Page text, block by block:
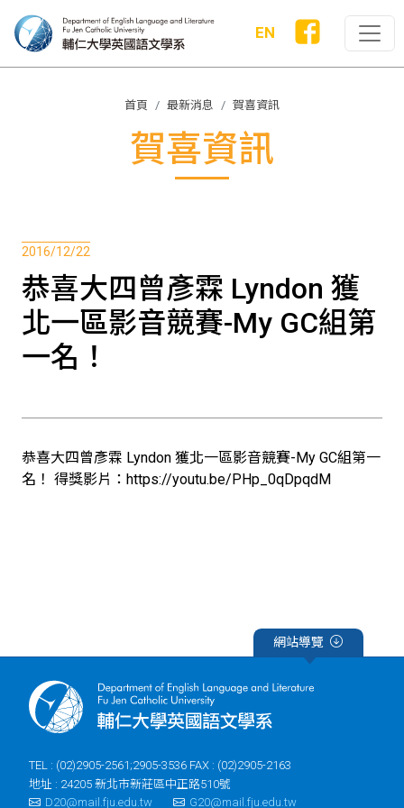
EN
首頁 最新消息 賀喜資訊
賀喜資訊
2016/12/22
恭喜大四曾彥霖 Lyndon 獲
北一區影音競賽-My GC組第
一名！
恭喜大四曾彥霖 Lyndon 獲北一區影音競賽-My GC組第一
名！ 得獎影片：https://youtu.be/PHp_0qDpqdM
網站導覽
TEL : (02)2905-2561;2905-3536 FAX : (02)2905-2163
地址 : 24205 新北市新莊區中正路510號
D20@mail.fju.edu.tw
G20@mail.fju.edu.tw